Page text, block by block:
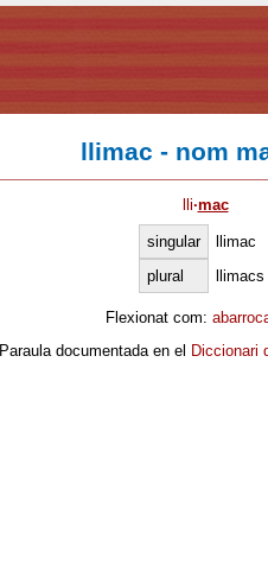
llimac - nom
lli·mac
singular
llimac
plural
llimacs
Flexionat com:
Paraula documentada en el Diccionari